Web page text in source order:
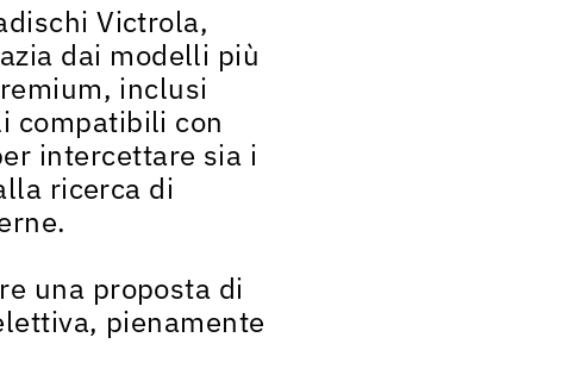
Victrola,
dai modelli più
inclusi
compatibili con
intercettare sia i
ricerca di
una proposta di
pienamente